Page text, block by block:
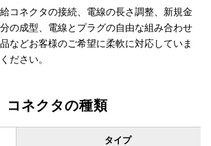
コネクタの接続、電線の長さ調整、新規金
の成型、電線とプラグの自由な組み合わせ
などお客様のご希望に柔軟に対応していま
ださい。
コネクタの種類
タイプ